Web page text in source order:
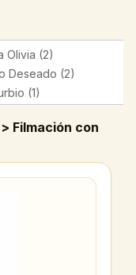
Olivia (2)
Deseado (2)
(1)
Filmación con